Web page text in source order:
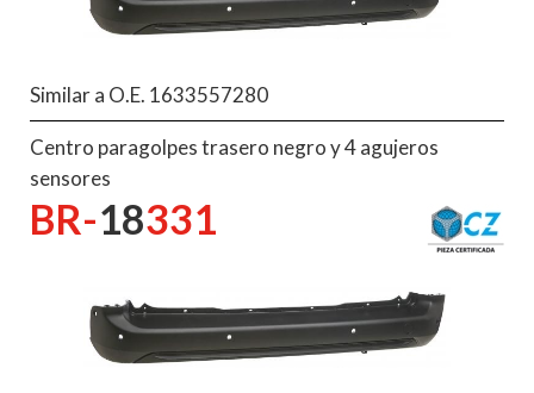
Similar a O.E. 1633557280
Centro paragolpes trasero negro y 4 agujeros
sensores
BR-18331